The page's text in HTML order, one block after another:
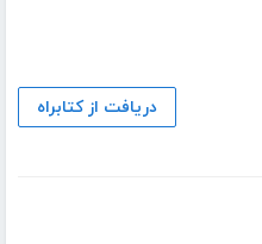
دریافت از کتابراه